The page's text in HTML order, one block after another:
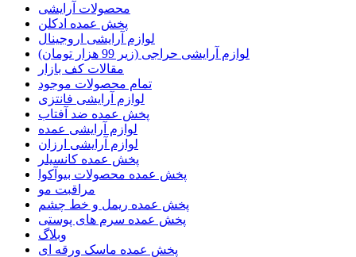
محصولات آرایشی
پخش عمده ادکلن
لوازم آرایشی اروجینال
لوازم آرایشی حراجی (زیر 99 هزار تومان)
مقالات کف بازار
تمام محصولات موجود
لوازم آرایشی فانتزی
پخش عمده ضد آفتاب
لوازم آرایشی عمده
لوازم آرایشی ارزان
پخش عمده کانسیلر
پخش عمده محصولات بیوآکوا
مراقبت مو
پخش عمده ریمل و خط چشم
پخش عمده سرم های پوستی
وبلاگ
پخش عمده ماسک ورقه ای